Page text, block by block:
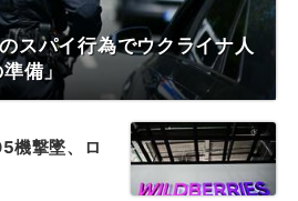
スパイ行為でウクライナ人
備」
機撃墜、ロ